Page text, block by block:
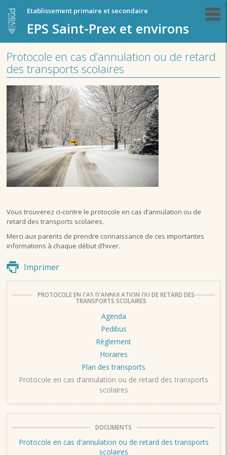
Etablissement primaire et secondaire
EPS Saint-Prex et environs
Protocole en cas d’annulation ou de retard
des transports scolaires
Vous trouverez ci-contre le protocole en cas d’annulation ou de
retard des transports scolaires.
Merci aux parents de prendre connaissance de ces importantes
informations à chaque début d’hiver.
Imprimer
PROTOCOLE EN CAS D'ANNULATION OU DE RETARD DES
TRANSPORTS SCOLAIRES
Agenda
Pedibus
Règlement
Horaires
Plan des transports
Protocole en cas d’annulation ou de retard des transports
scolaires
DOCUMENTS
Protocole en cas d'annulation ou de retard des transports
scolaires